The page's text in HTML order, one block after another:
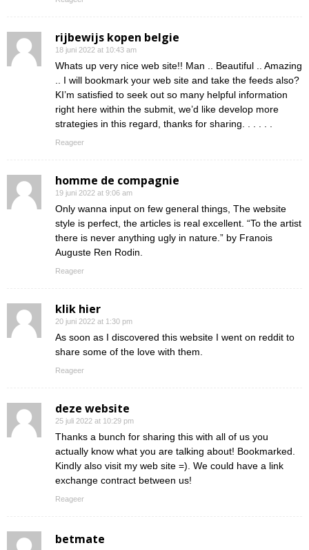
rijbewijs kopen belgie
18 juni 2022 at 10:43 am
Whats up very nice web site!! Man .. Beautiful .. Amazing
.. I will bookmark your web site and take the feeds also?
KI’m satisfied to seek out so many helpful information
right here within the submit, we’d like develop more
strategies in this regard, thanks for sharing. . . . . .
Reageer
homme de compagnie
19 juni 2022 at 9:06 am
Only wanna input on few general things, The website
style is perfect, the articles is real excellent. “To the artist
there is never anything ugly in nature.” by Franois
Auguste Ren Rodin.
Reageer
klik hier
20 juni 2022 at 1:30 pm
As soon as I discovered this website I went on reddit to
share some of the love with them.
Reageer
deze website
25 juli 2022 at 10:29 pm
Thanks a bunch for sharing this with all of us you
actually know what you are talking about! Bookmarked.
Kindly also visit my web site =). We could have a link
exchange contract between us!
Reageer
betmate